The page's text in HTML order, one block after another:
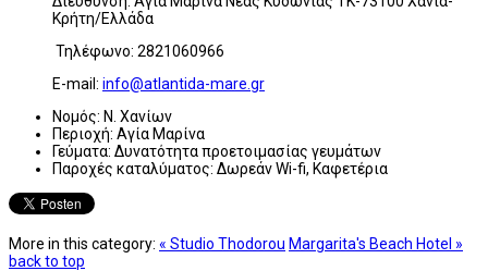
Κρήτη/Ελλάδα
Τηλέφωνο: 2821060966
E-mail: info@atlantida-mare.gr
Νομός: Ν. Χανίων
Περιοχή: Αγία Μαρίνα
Γεύματα: Δυνατότητα προετοιμασίας γευμάτων
Παροχές καταλύματος: Δωρεάν Wi-fi, Καφετέρια
More in this category: « Studio Thodorou Margarita's Beach Hotel »
back to top